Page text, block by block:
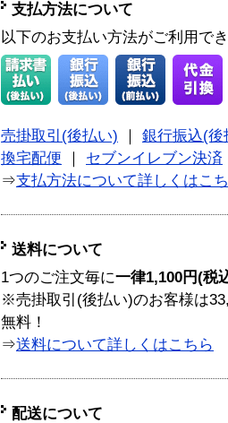
支払方法について
以下のお支払い方法がご利用で
売掛取引(後払い)
銀行振込(後
換宅配便
セブンイレブン決済
⇒支払方法について詳しくはこ
送料について
1つのご注文毎に一律1,100円(税
※売掛取引(後払い)のお客様は
無料！
⇒送料について詳しくはこちら
配送について